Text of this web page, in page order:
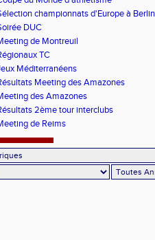
championnats d'Europe à Berlin
DUC
de Montreuil
TC
Méditerranéens
Meeting des Amazones
des Amazones
2ème tour interclubs
de Reims